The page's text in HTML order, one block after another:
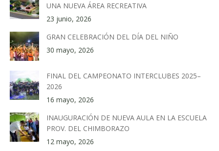
UNA NUEVA ÁREA RECREATIVA
23 junio, 2026
GRAN CELEBRACIÓN DEL DÍA DEL NIÑO
30 mayo, 2026
FINAL DEL CAMPEONATO INTERCLUBES 2025–
2026
16 mayo, 2026
INAUGURACIÓN DE NUEVA AULA EN LA ESCUELA
PROV. DEL CHIMBORAZO
12 mayo, 2026